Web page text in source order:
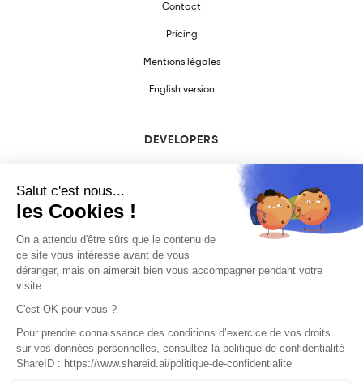
Contact
Pricing
Mentions légales
English version
DEVELOPERS